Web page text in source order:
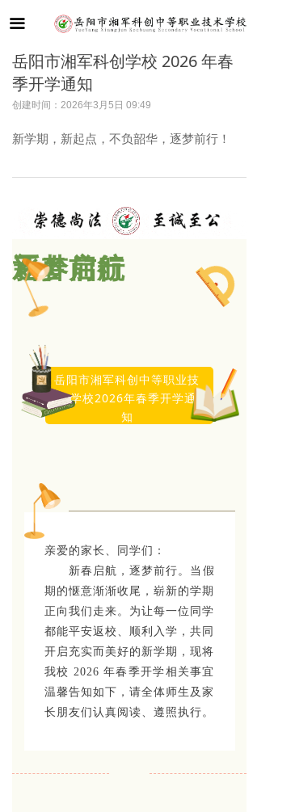
끀
首页
学校概况
新闻动态
招生招聘
联系我们
岳阳市湘军科创学校 2026 年春
季开学通知
创建时间： 2026年3月5日 09:49
新学期，新起点，不负韶华，逐梦前行！
新春启航
岳阳市湘军科创中等职业技
术学校2026年春季开学通
知
逐梦前行
亲爱的家长、同学们：
新春启航，逐梦前行。当假
期的惬意渐渐收尾，崭新的学期
正向我们走来。为让每一位同学
都能平安返校、顺利入学，共同
开启充实而美好的新学期，现将
我校 2026 年春季开学相关事宜
温馨告知如下，请全体师生及家
长朋友们认真阅读、遵照执行。